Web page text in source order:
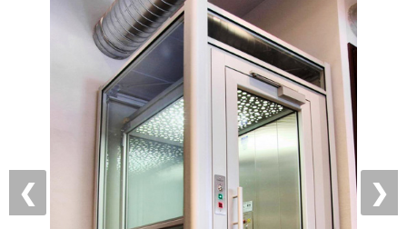
❮ ❯